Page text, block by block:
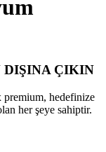
ÇIKIN
premium, hedefinize
her şeye sahiptir.